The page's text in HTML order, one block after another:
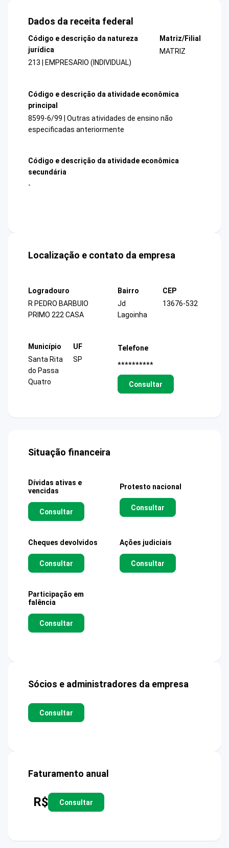
Dados da receita federal
Código e descrição da natureza
jurídica
213 | EMPRESARIO (INDIVIDUAL)
Matriz/Filial
MATRIZ
Código e descrição da atividade econômica
principal
8599-6/99 | Outras atividades de ensino não
especificadas anteriormente
Código e descrição da atividade econômica
secundária
-
Localização e contato da empresa
Logradouro
R PEDRO BARBUIO
PRIMO 222 CASA
Bairro
Jd
Lagoinha
CEP
13676-532
Município
Santa Rita
do Passa
Quatro
UF
SP
Telefone
**********
Consultar
Situação financeira
Dívidas ativas e
vencidas
Consultar
Protesto nacional
Consultar
Cheques devolvidos
Consultar
Ações judiciais
Consultar
Participação em
falência
Consultar
Sócios e administradores da empresa
Consultar
Faturamento anual
R$ Consultar